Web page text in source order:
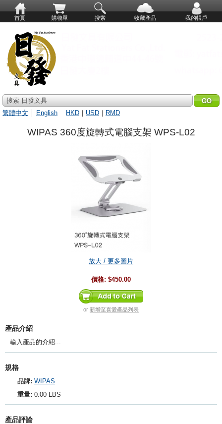
首頁 購物單 搜索 收藏產品 我的帳戶
搜索 日發文具
繁體中文
English HKD ｜ USD ｜ RMD
WIPAS 360度旋轉式電腦支架 WPS-L02
放大 / 更多圖片
價格: $450.00
or 新增至喜愛產品列表
產品介紹
輸入產品的介紹...
規格
品牌: WIPAS
重量: 0.00 LBS
產品評論